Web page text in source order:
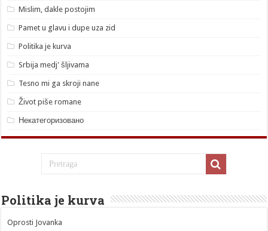
Mislim, dakle postojim
Pamet u glavu i dupe uza zid
Politika je kurva
Srbija medj' šljivama
Tesno mi ga skroji nane
Život piše romane
Некатегоризовано
Politika je kurva
Oprosti Jovanka